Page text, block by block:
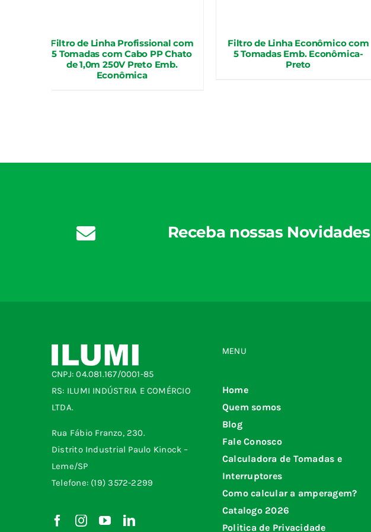
Filtro de Linha Profissional com
5 Tomadas com Cabo PP Chato
de 1,0m 250V Preto Emb.
Econômica
Filtro de Linha Econômico com
5 Tomadas Emb. Econômica-
Preto
Receba nossas Novidades
CNPJ: 04.081.167/0001-85
RS: ILUMI INDÚSTRIA E COMÉRCIO
LTDA.
Rua Fábio Franzo, 230.
Distrito Industrial Paulo Kinock –
Leme/SP
Telefone: (19) 3572-2299
MENU
Home
Quem somos
Blog
Fale Conosco
Calculadora de Tomadas e
Interruptores
Como calcular a amperagem?
Catalogo 2026
Politica de Privacidade